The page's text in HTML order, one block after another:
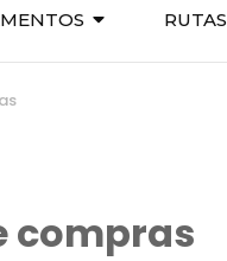
RUTAS
compras